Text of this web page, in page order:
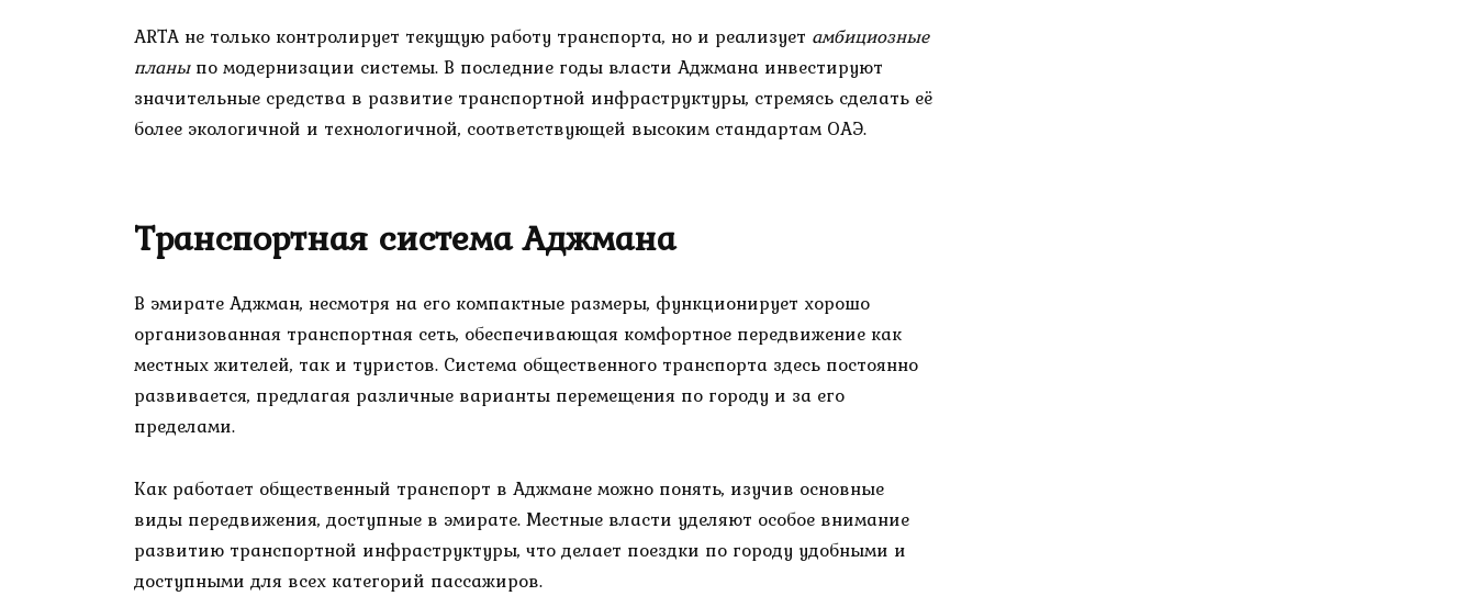
ARTA не только контролирует текущую работу транспорта, но и реализует амбициозные
планыпо модернизации системы. В последние годы власти Аджмана инвестируют
значительные средства в развитие транспортной инфраструктуры, стремясь сделать её
более экологичной и технологичной, соответствующей высоким стандартам ОАЭ.
Транспортная система Аджмана
В эмирате Аджман, несмотря на его компактные размеры, функционирует хорошо
организованная транспортная сеть, обеспечивающая комфортное передвижение как
местных жителей, так и туристов. Система общественного транспорта здесь постоянно
развивается, предлагая различные варианты перемещения по городу и за его
пределами.
Как работает общественный транспорт в Аджмане можно понять, изучив основные
виды передвижения, доступные в эмирате. Местные власти уделяют особое внимание
развитию транспортной инфраструктуры, что делает поездки по городу удобными и
доступными для всех категорий пассажиров.